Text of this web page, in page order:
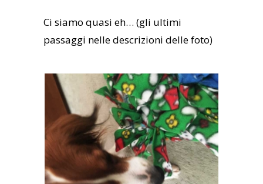
Ci siamo quasi eh… (gli ultimi
passaggi nelle descrizioni delle foto)